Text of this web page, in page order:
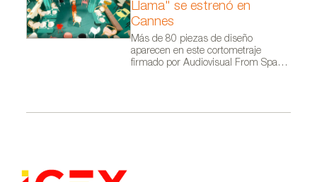
Llama" se estrenó en
Cannes
Más de 80 piezas de diseño
aparecen en este cortometraje
firmado por Audiovisual From Spain